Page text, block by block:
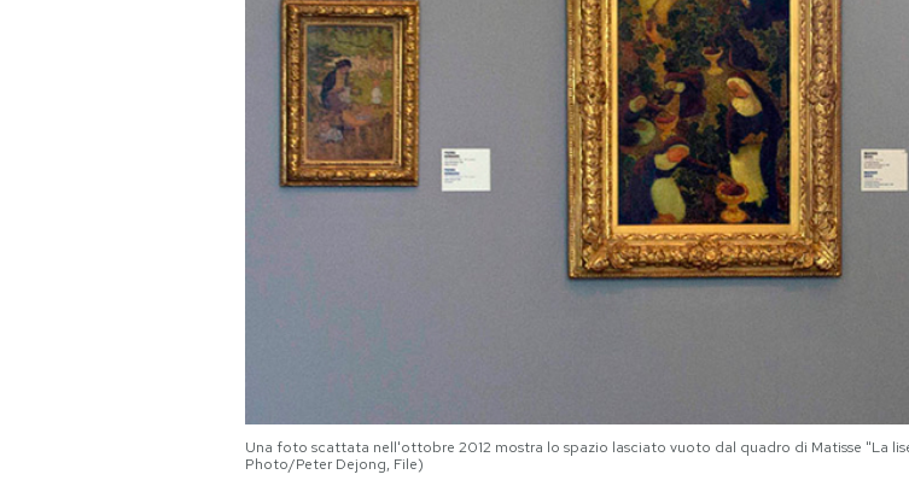
Una foto scattata nell'ottobre 2012 mostra lo spazio lasciato vuoto dal quadro di Matisse "La
Photo/Peter Dejong, File)